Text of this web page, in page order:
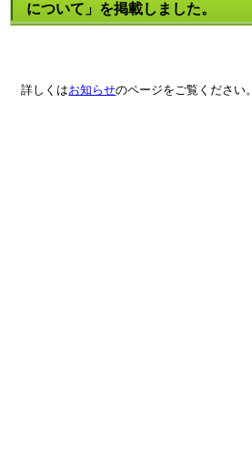
について」を掲載しました。
詳しくはお知らせのページをご覧ください。